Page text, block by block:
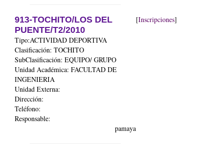
913-TOCHITO/LOS DEL
PUENTE/T2/2010
Tipo:ACTIVIDAD DEPORTIVA
Clasificación: TOCHITO
SubClasificación: EQUIPO/ GRUPO
Unidad Académica: FACULTAD DE
INGENIERIA
Unidad Externa:
Dirección:
Teléfono:
Responsable:
pamaya
[Inscripciones]